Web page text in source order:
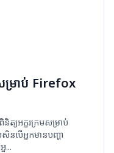
សម្រាប់ Firefox
ត្យអក្ខរក្រមសម្រាប់
បើអ្នកមានបញ្ហា
...